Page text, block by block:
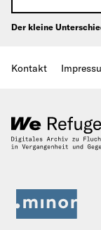
Der kleine
Kontakt